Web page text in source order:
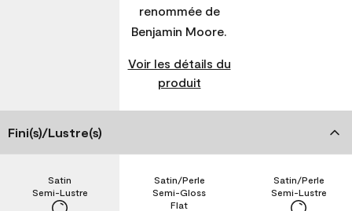
renommée de
Benjamin Moore.
Voir les détails du
produit
Fini(s)/Lustre(s)
Semi-Lustre
Satin
Flat
Semi-Gloss
Satin/Perle
Semi-Lustre
Satin/Perle